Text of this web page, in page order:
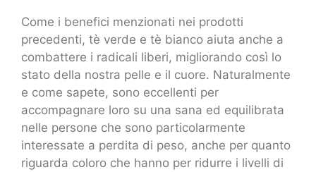
Come i benefici menzionati nei prodotti
precedenti, tè verde e tè bianco aiuta anche a
combattere i radicali liberi, migliorando così lo
stato della nostra pelle e il cuore. Naturalmente
e come sapete, sono eccellenti per
accompagnare loro su una sana ed equilibrata
nelle persone che sono particolarmente
interessate a perdita di peso, anche per quanto
riguarda coloro che hanno per ridurre i livelli di